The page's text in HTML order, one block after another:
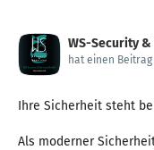
WS-Security
hat einen
Ihre Sicherheit steht
Als moderner